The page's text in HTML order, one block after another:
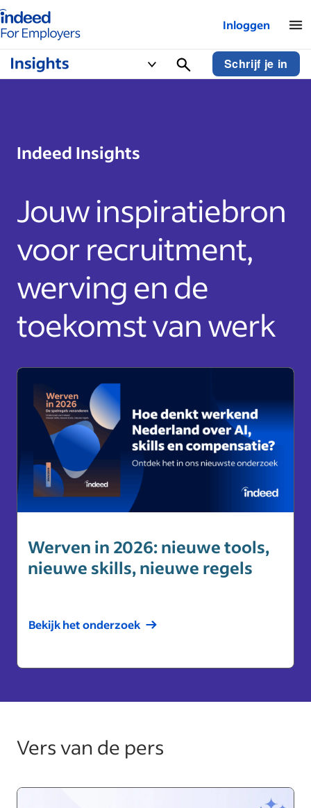
van Indeed - Voor werkgevers
Inloggen
Schrijf je in
Indeed Insights
Jouw inspiratiebron
voor recruitment,
werving en de
toekomst van werk
Werven in 2026: nieuwe tools,
nieuwe skills, nieuwe regels
Bekijk het onderzoek
Vers van de pers